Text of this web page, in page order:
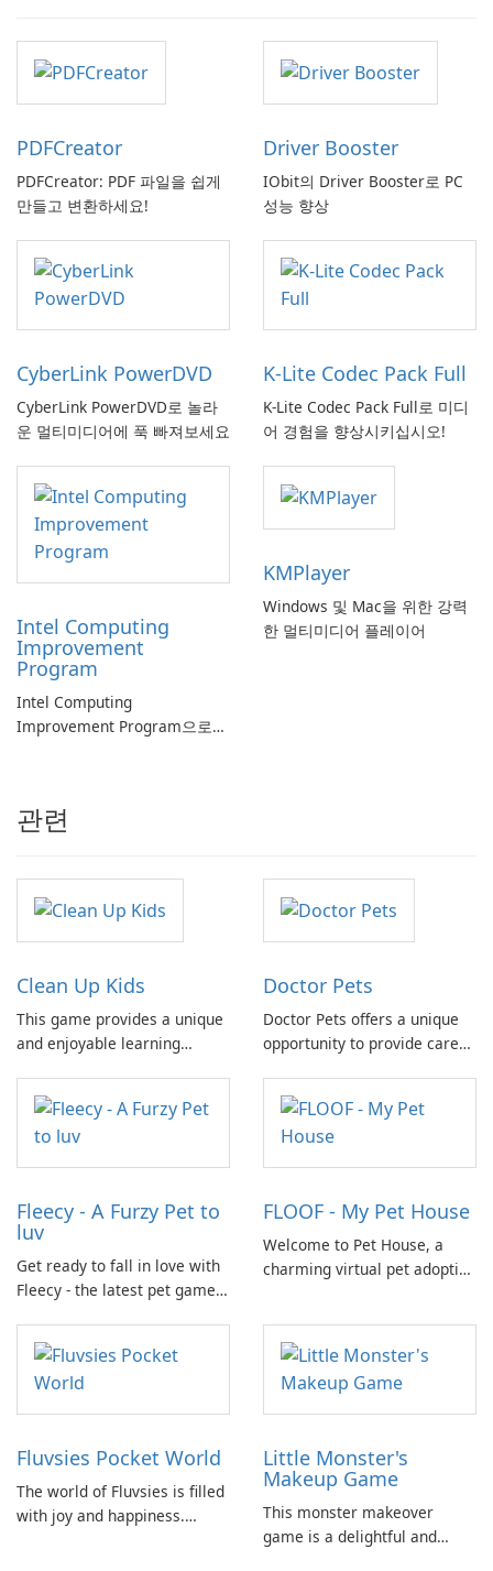
PDFCreator
PDFCreator: PDF 파일을 쉽게
만들고 변환하세요!
Driver Booster
IObit의 Driver Booster로 PC
성능 향상
CyberLink PowerDVD
CyberLink PowerDVD로 놀라
운 멀티미디어에 푹 빠져보세요
K-Lite Codec Pack Full
K-Lite Codec Pack Full로 미디
어 경험을 향상시키십시오!
Intel Computing
Improvement
Program
Intel Computing
Improvement Program으로
KMPlayer
Windows 및 Mac을 위한 강력
한 멀티미디어 플레이어
관련
Clean Up Kids
This game provides a unique
and enjoyable learning
to develop essential skills
and responsibility while
having fun.
Doctor Pets
Doctor Pets offers a unique
opportunity to provide care
group of animals who call
nature their home.
Fleecy - A Furzy Pet to
luv
Get ready to fall in love with
Fleecy - the latest pet game
you'll step into a world full of
cuddly and adorable pets
waiting for your care.
FLOOF - My Pet House
Welcome to Pet House, a
charming virtual pet adoption
rabbit family! Watch as your
pets grow and thrive in their
beautifully decorated home.
Fluvsies Pocket World
The world of Fluvsies is filled
with joy and happiness.
Little Monster's
Makeup Game
This monster makeover
game is a delightful and